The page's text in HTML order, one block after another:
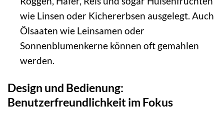
wie Linsen oder Kichererbsen ausgelegt. Auch
Ölsaaten wie Leinsamen oder
Sonnenblumenkerne können oft gemahlen
werden.
Design und Bedienung:
Benutzerfreundlichkeit im Fokus